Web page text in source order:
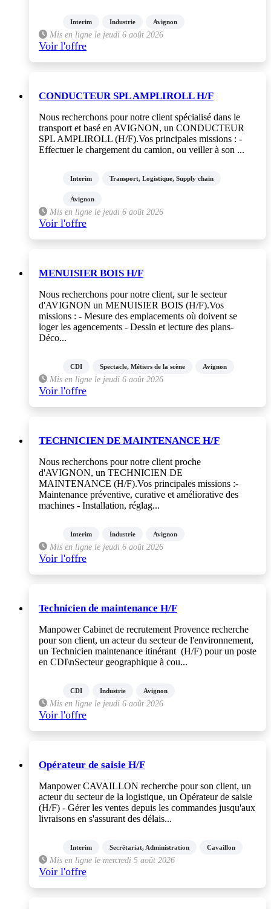
Interim Industrie Avignon
Mis en ligne le jeudi 6 août 2026
Voir l'offre
CONDUCTEUR SPL AMPLIROLL H/F
Nous recherchons pour notre client spécialisé dans le
transport et basé en AVIGNON, un CONDUCTEUR
SPL AMPLIROLL (H/F).Vos principales missions : -
Effectuer le chargement du camion, ou veiller à son ...
Interim Transport, Logistique, Supply chain
Avignon
Mis en ligne le jeudi 6 août 2026
Voir l'offre
MENUISIER BOIS H/F
Nous recherchons pour notre client, sur le secteur
d'AVIGNON un MENUISIER BOIS (H/F).Vos
missions : - Mesure des emplacements où doivent se
loger les agencements - Dessin et lecture des plans-
Déco...
CDI Spectacle, Métiers de la scène Avignon
Mis en ligne le jeudi 6 août 2026
Voir l'offre
TECHNICIEN DE MAINTENANCE H/F
Nous recherchons pour notre client proche
d'AVIGNON, un TECHNICIEN DE
MAINTENANCE (H/F).Vos principales missions :-
Maintenance préventive, curative et améliorative des
machines - Installation, réglag...
Interim Industrie Avignon
Mis en ligne le jeudi 6 août 2026
Voir l'offre
Technicien de maintenance H/F
Manpower Cabinet de recrutement Provence recherche
pour son client, un acteur du secteur de l'environnement,
un Technicien maintenance itinérant (H/F) pour un poste
en CDI\nSecteur geographique à cou...
CDI Industrie Avignon
Mis en ligne le jeudi 6 août 2026
Voir l'offre
Opérateur de saisie H/F
Manpower CAVAILLON recherche pour son client, un
acteur du secteur de la logistique, un Opérateur de saisie
(H/F) - Gérer les ventes depuis les commandes jusqu'aux
livraisons en s'assurant des délais...
Interim Secrétariat, Administration Cavaillon
Mis en ligne le mercredi 5 août 2026
Voir l'offre